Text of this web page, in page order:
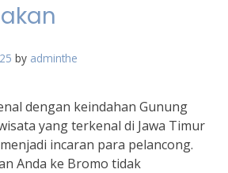
by adminthe
dengan keindahan Gunung
yang terkenal di Jawa Timur
incaran para pelancong.
Anda ke Bromo tidak